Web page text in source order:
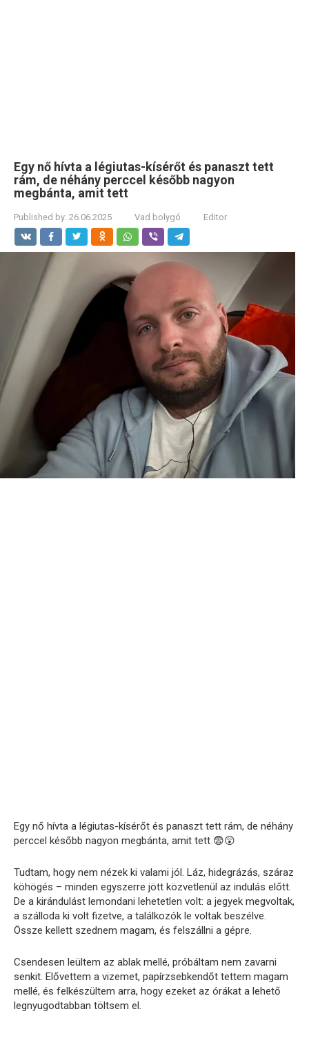
Egy nő hívta a légiutas-kísérőt és panaszt tett
rám, de néhány perccel később nagyon
megbánta, amit tett
Published by: 26.06.2025 Vad bolygó Editor
Egy nő hívta a légiutas-kísérőt és panaszt tett rám, de néhány
perccel később nagyon megbánta, amit tett 😨😲
Tudtam, hogy nem nézek ki valami jól. Láz, hidegrázás, száraz
köhögés – minden egyszerre jött közvetlenül az indulás előtt.
De a kirándulást lemondani lehetetlen volt: a jegyek megvoltak,
a szálloda ki volt fizetve, a találkozók le voltak beszélve.
Össze kellett szednem magam, és felszállni a gépre.
Csendesen leültem az ablak mellé, próbáltam nem zavarni
senkit. Elővettem a vizemet, papírzsebkendőt tettem magam
mellé, és felkészültem arra, hogy ezeket az órákat a lehető
legnyugodtabban töltsem el.